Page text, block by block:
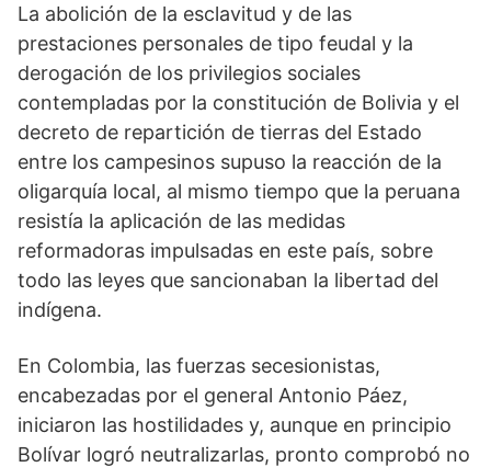
La abolición de la esclavitud y de las
prestaciones personales de tipo feudal y la
derogación de los privilegios sociales
contempladas por la constitución de Bolivia y el
decreto de repartición de tierras del Estado
entre los campesinos supuso la reacción de la
oligarquía local, al mismo tiempo que la peruana
resistía la aplicación de las medidas
reformadoras impulsadas en este país, sobre
todo las leyes que sancionaban la libertad del
indígena.
En Colombia, las fuerzas secesionistas,
encabezadas por el general Antonio Páez,
iniciaron las hostilidades y, aunque en principio
Bolívar logró neutralizarlas, pronto comprobó no